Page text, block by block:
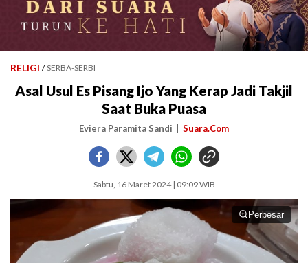
RELIGI / SERBA-SERBI
Asal Usul Es Pisang Ijo Yang Kerap Jadi Takjil
Saat Buka Puasa
Eviera Paramita Sandi Suara.Com
Sabtu, 16 Maret 2024 | 09:09 WIB
Perbesar